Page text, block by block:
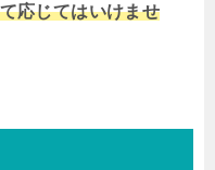
応じてはいけませ